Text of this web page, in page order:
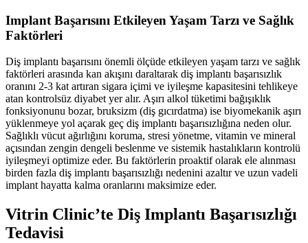
Implant Başarısını Etkileyen Yaşam Tarzı ve Sağlık
Faktörleri
Diş implantı başarısını önemli ölçüde etkileyen yaşam tarzı ve sağlık
faktörleri arasında kan akışını daraltarak diş implantı başarısızlık
oranını 2-3 kat artıran sigara içimi ve iyileşme kapasitesini tehlikeye
atan kontrolsüz diyabet yer alır. Aşırı alkol tüketimi bağışıklık
fonksiyonunu bozar, bruksizm (diş gıcırdatma) ise biyomekanik aşırı
yüklenmeye yol açarak geç diş implantı başarısızlığına neden olur.
Sağlıklı vücut ağırlığını koruma, stresi yönetme, vitamin ve mineral
açısından zengin dengeli beslenme ve sistemik hastalıkların kontrolü
iyileşmeyi optimize eder. Bu faktörlerin proaktif olarak ele alınması
birden fazla diş implantı başarısızlığı nedenini azaltır ve uzun vadeli
implant hayatta kalma oranlarını maksimize eder.
Vitrin Clinic’te Diş Implantı Başarısızlığı
Tedavisi